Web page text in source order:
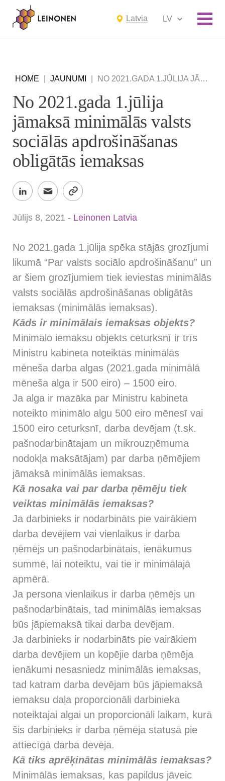
Latvia LV
HOME JAUNUMI NO 2021.GADA 1.JŪLIJA JĀMAKSĀ MINIMĀLĀS VALSTS SOCIĀLĀS APDROŠINĀŠANAS OBLIGĀTĀS IEMAKSAS
No 2021.gada 1.jūlija
jāmaksā minimālās valsts
sociālās apdrošināšanas
obligātās iemaksas
Jūlijs 8, 2021 - Leinonen Latvia
No 2021.gada 1.jūlija spēka stājās grozījumi
likumā “Par valsts sociālo apdrošināšanu” un
ar šiem grozījumiem tiek ieviestas minimālās
valsts sociālās apdrošināšanas obligātās
iemaksas (minimālās iemaksas).
Kāds ir minimālais iemaksas objekts?
Minimālo iemaksu objekts ceturksnī ir trīs
Ministru kabineta noteiktās minimālās
mēneša darba algas (2021.gada minimālā
mēneša alga ir 500 eiro) – 1500 eiro.
Ja alga ir mazāka par Ministru kabineta
noteikto minimālo algu 500 eiro mēnesī vai
1500 eiro ceturksnī, darba devējam (t.sk.
pašnodarbinātajam un mikrouzņēmuma
nodokļa maksātājam) par darba ņēmējiem
jāmaksā minimālās iemaksas.
Kā nosaka vai par darba ņēmēju tiek
veiktas minimālās iemaksas?
Ja darbinieks ir nodarbināts pie vairākiem
darba devējiem vai vienlaikus ir darba
ņēmējs un pašnodarbinātais, ienākumus
summē, lai noteiktu, vai tie ir minimālajā
apmērā.
Ja persona vienlaikus ir darba ņēmējs un
pašnodarbinātais, tad minimālās iemaksas
būs jāpiemaksā tikai darba devējam.
Ja darbinieks ir nodarbināts pie vairākiem
darba devējiem un kopējie darba ņēmēja
ienākumi nesasniedz minimālās iemaksas,
tad katram darba devējam būs jāpiemaksā
iemaksu daļa proporcionāli darbinieka
noteiktajai algai un proporcionāli laikam, kurā
šis darbinieks ir darba ņēmēja statusā pie
attiecīgā darba devēja.
Kā tiks aprēķinātas minimālās iemaksas?
Minimālās iemaksas, kas papildus jāveic